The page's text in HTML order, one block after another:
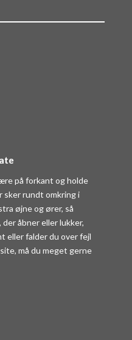
på forkant og holde
sker rundt omkring i
øjne og ører, så
åbner eller lukker,
eller falder du over fejl
må du meget gerne